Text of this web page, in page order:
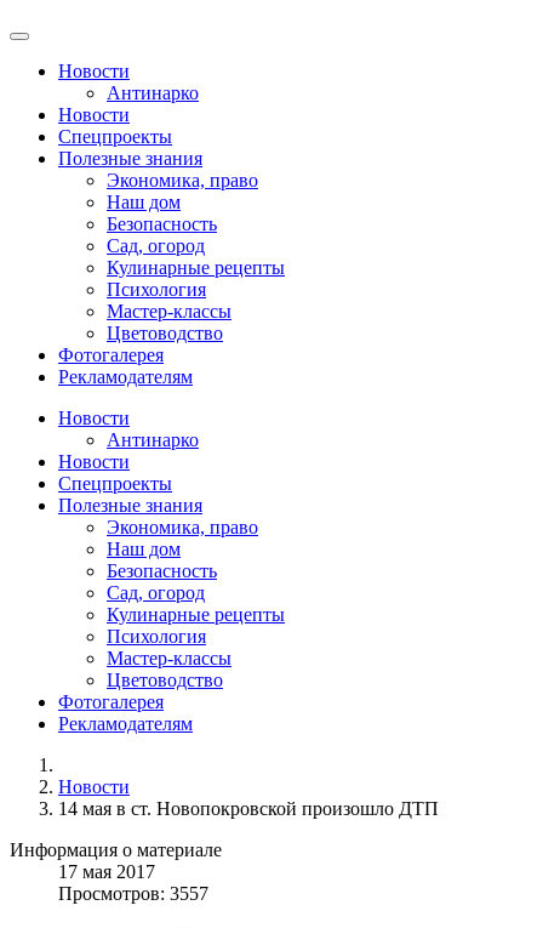
Новости
Антинарко
Новости
Спецпроекты
Полезные знания
Экономика, право
Наш дом
Безопасность
Сад, огород
Кулинарные рецепты
Психология
Мастер-классы
Цветоводство
Фотогалерея
Рекламодателям
Новости
Антинарко
Новости
Спецпроекты
Полезные знания
Экономика, право
Наш дом
Безопасность
Сад, огород
Кулинарные рецепты
Психология
Мастер-классы
Цветоводство
Фотогалерея
Рекламодателям
Новости
14 мая в ст. Новопокровской произошло ДТП
Информация о материале
17 мая 2017
Просмотров: 3557